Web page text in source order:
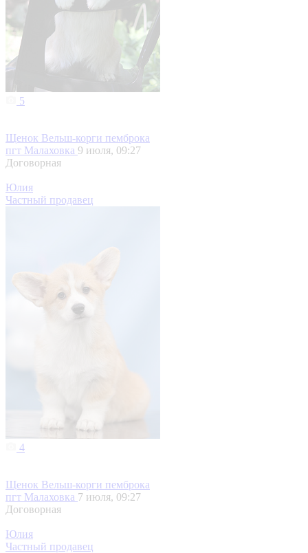
5
Щенок Вельш-корги пемброка
пгт Малаховка 9 июля, 09:27
Договорная
Юлия
Частный продавец
4
Щенок Вельш-корги пемброка
пгт Малаховка 7 июля, 09:27
Договорная
Юлия
Частный продавец